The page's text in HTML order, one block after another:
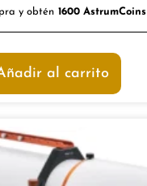
y obtén 1600AstrumCoins
al carrito